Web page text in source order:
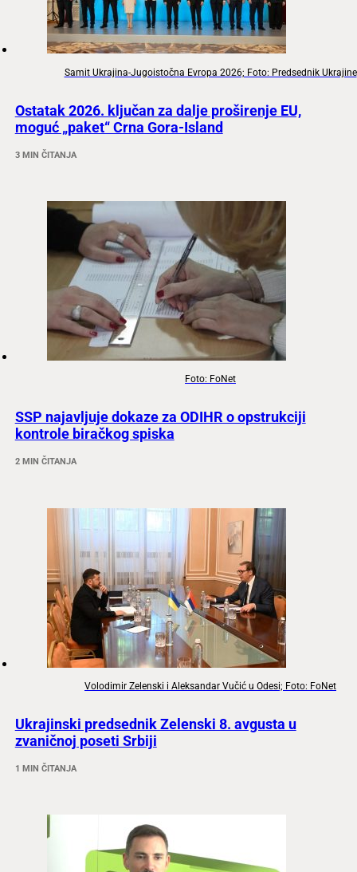
Samit Ukrajina-Jugoistočna Evropa 2026; Foto: Predsednik Ukrajine
Ostatak 2026. ključan za dalje proširenje EU,
moguć „paket“ Crna Gora-Island
3 MIN ČITANJA
Foto: FoNet
SSP najavljuje dokaze za ODIHR o opstrukciji
kontrole biračkog spiska
2 MIN ČITANJA
Volodimir Zelenski i Aleksandar Vučić u Odesi; Foto: FoNet
Ukrajinski predsednik Zelenski 8. avgusta u
zvaničnoj poseti Srbiji
1 MIN ČITANJA